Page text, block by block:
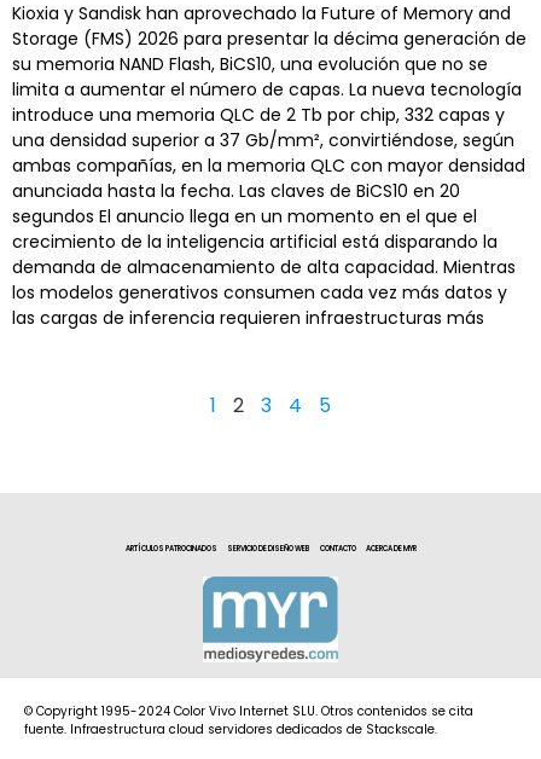
Kioxia y Sandisk han aprovechado la Future of Memory and
Storage (FMS) 2026 para presentar la décima generación de
su memoria NAND Flash, BiCS10, una evolución que no se
limita a aumentar el número de capas. La nueva tecnología
introduce una memoria QLC de 2 Tb por chip, 332 capas y
una densidad superior a 37 Gb/mm², convirtiéndose, según
ambas compañías, en la memoria QLC con mayor densidad
anunciada hasta la fecha. Las claves de BiCS10 en 20
segundos El anuncio llega en un momento en el que el
crecimiento de la inteligencia artificial está disparando la
demanda de almacenamiento de alta capacidad. Mientras
los modelos generativos consumen cada vez más datos y
las cargas de inferencia requieren infraestructuras más
1 2 3 4 5
ARTÍCULOS PATROCINADOS SERVICIO DE DISEÑO WEB CONTACTO ACERCA DE MYR
© Copyright 1995-2024 Color Vivo Internet SLU. Otros contenidos se cita
fuente. Infraestructura cloud servidores dedicados de Stackscale.